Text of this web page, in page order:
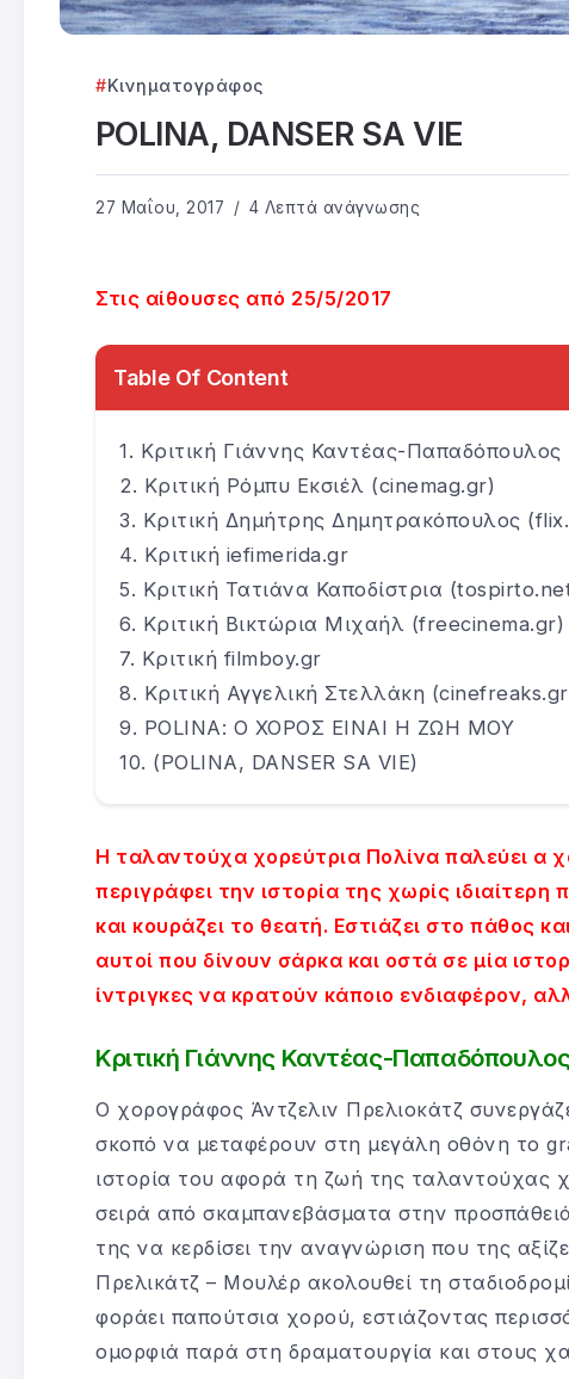
Κινηματογράφος
POLINA, DANSER SA VIE
27 Μαΐου, 2017 4 Λεπτά ανάγνωσης
Στις αίθουσες από 25/5/2017
Table Of Content
Κριτική Γιάννης Καντέας-
Κριτική Ρόμπυ Εκσιέλ (cinemag.gr)
Κριτική Δημήτρης Δημητρακόπουλος
Κριτική iefimerida.gr
Κριτική Τατιάνα Καποδίστρια
Κριτική Βικτώρια Μιχαήλ (freecinema.gr)
Κριτική filmboy.gr
Κριτική Αγγελική Στελλάκη
POLINA: Ο ΧΟΡΟΣ ΕΙΝΑΙ Η ΖΩΗ ΜΟΥ
(POLINA, DANSER SA VIE)
Η ταλαντούχα χορεύτρια Πολίνα παλεύει α
περιγράφει την ιστορία της χωρίς ιδιαίτερη
και κουράζει το θεατή. Εστιάζει στο πάθος
αυτοί που δίνουν σάρκα και οστά σε μία
ίντριγκες να κρατούν κάποιο ενδιαφέρον,
Κριτική Γιάννης Καντέας-
Ο χορογράφος Άντζελιν Πρελιοκάτζ
σκοπό να μεταφέρουν στη μεγάλη οθόνη το
ιστορία του αφορά τη ζωή της ταλαντούχας
σειρά από σκαμπανεβάσματα στην
της να κερδίσει την αναγνώριση που της
Πρελικάτζ – Μουλέρ ακολουθεί τη
φοράει παπούτσια χορού, εστιάζοντας
ομορφιά παρά στη δραματουργία και στους